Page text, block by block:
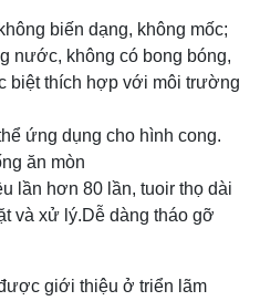
biến dạng, không mốc;
nước, không có bong bóng,
biệt thích hợp với môi trường
ứng dụng cho hình cong.
ăn mòn
lần hơn 80 lần, tuoir thọ dài
và xử lý.Dễ dàng tháo gỡ
giới thiệu ở triển lãm